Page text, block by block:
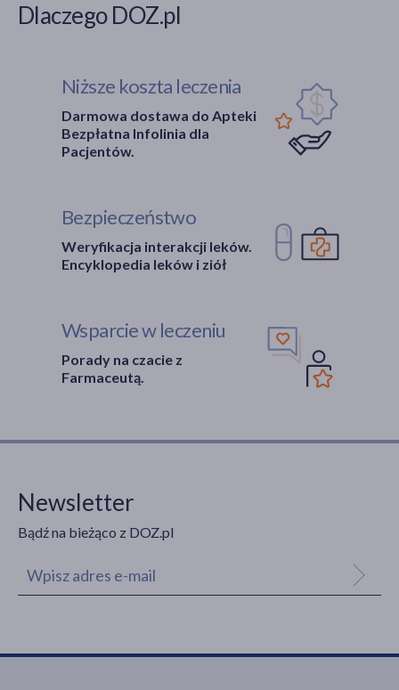
Dlaczego DOZ.pl
Niższe koszta leczenia
Darmowa dostawa do Apteki
Bezpłatna Infolinia dla
Pacjentów.
Bezpieczeństwo
Weryfikacja interakcji leków.
Encyklopedia leków i ziół
Wsparcie w leczeniu
Porady na czacie z
Farmaceutą.
Newsletter
Bądź na bieżąco z DOZ.pl